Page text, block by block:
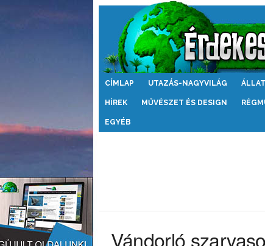
Érdekes
CÍMLAP UTAZÁS-NAGYVILÁG ÁLLAT
HÍREK MŰVÉSZET ÉS DESIGN
EGYÉB
Vándorló